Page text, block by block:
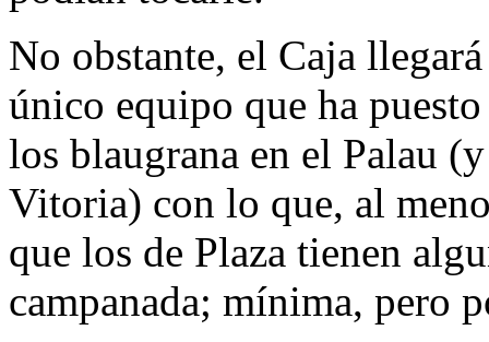
No obstante, el Caja
único equipo que ha
los blaugrana en el Palau
Vitoria) con lo que, al
que los de Plaza tienen
campanada; mínima, pero